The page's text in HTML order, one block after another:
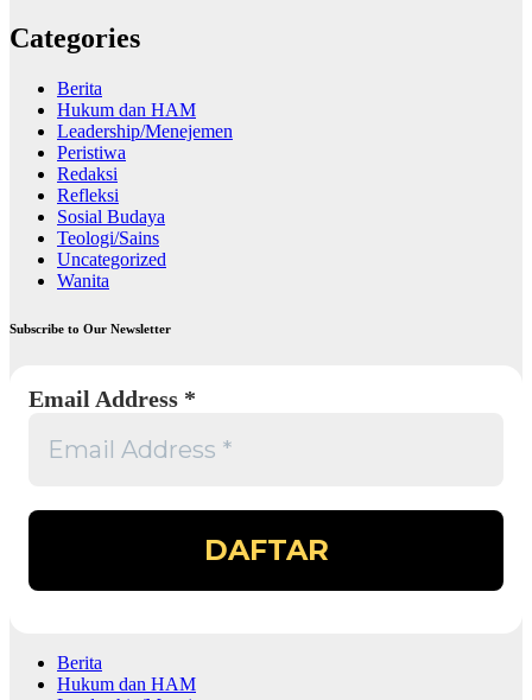
Categories
Berita
Hukum dan HAM
Leadership/Menejemen
Peristiwa
Redaksi
Refleksi
Sosial Budaya
Teologi/Sains
Uncategorized
Wanita
Subscribe to Our Newsletter
Email Address *
Berita
Hukum dan HAM